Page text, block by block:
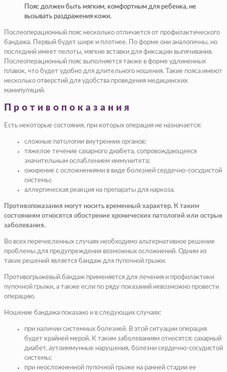
Пояс должен быть мягким, комфортным для ребенка, не
вызывать раздражения кожи.
Послеоперационный пояс несколько отличается от профилактического
бандажа. Первый будет шире и плотнее. По форме они аналогичны, но
последний имеет пелоты, мягкие вставки для фиксации выпячивания.
Послеоперационный пояс выполняется также в форме удлиненных
плавок, что будет удобно для длительного ношения. Такие пояса имеют
несколько отверстий для удобства проведения медицинских
манипуляций.
Противопоказания
Есть некоторые состояния, при которых операция не назначается:
сложные патологии внутренних органов;
тяжелое течение сахарного диабета, сопровождающееся
значительным ослаблением иммунитета;
ожирение с осложнениями в виде болезней сердечно-сосудистой
системы;
аллергическая реакция на препараты для наркоза.
Противопоказания могут носить временный характер. К таким
состояниям относятся обострение хронических патологий или острые
заболевания.
Во всех перечисленных случаях необходимо альтернативное решение
проблемы для предупреждения возможных осложнений. Одним из
таких решений является бандаж для пупочной грыжи.
Противогрыжевый бандаж применяется для лечения и профилактики
пупочной грыжи, а также если по ряду показаний невозможно провести
операцию.
Ношение бандажа показано и в следующих случаях:
при наличии системных болезней. В этой ситуации операция
будет крайней мерой. К таким заболеваниям относятся: сахарный
диабет, аутоиммунные нарушения, болезни сердечно-сосудистой
системы;
при неосложненной пупочной грыже на ранней стадии ее